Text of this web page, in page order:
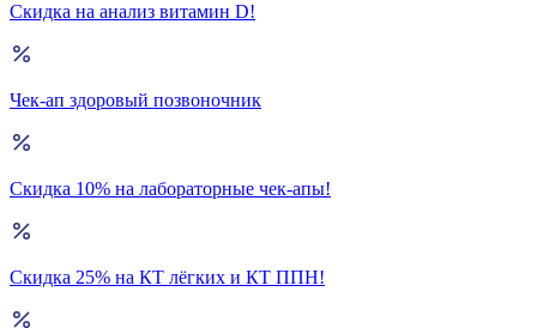
Скидка на анализ витамин D!
Чек-ап здоровый позвоночник
Скидка 10% на лабораторные чек-апы!
Скидка 25% на КТ лёгких и КТ ППН!